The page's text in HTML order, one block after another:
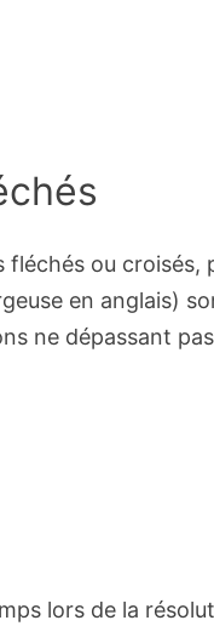
ou croisés,
en anglais)
ne dépassant
lors de la